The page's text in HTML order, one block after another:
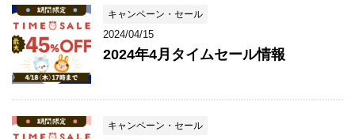
キャンペーン・セール
2024/04/15
2024年4月タイムセール情報
キャンペーン・セール